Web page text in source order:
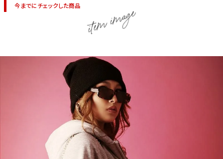
今までにチェックした商品 item image